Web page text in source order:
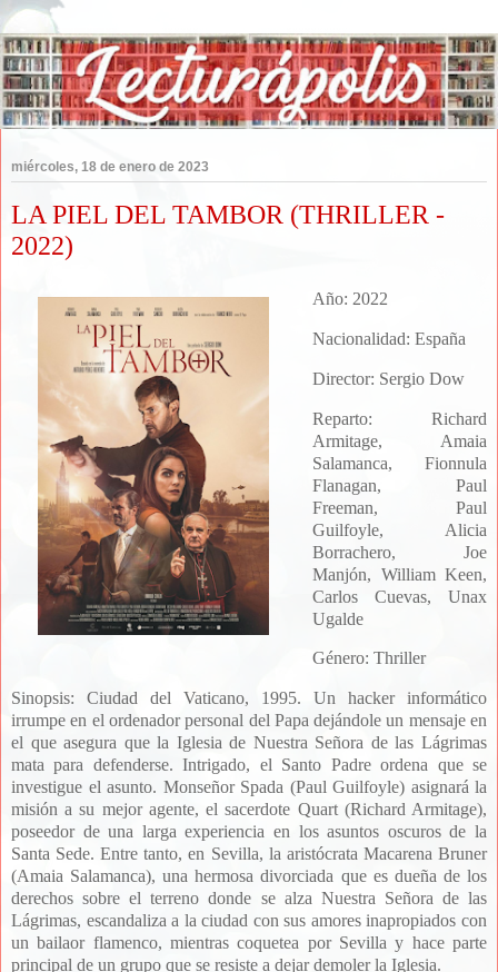
miércoles, 18 de enero de 2023
LA PIEL DEL TAMBOR (THRILLER -
2022)
Año: 2022
Nacionalidad: España
Director: Sergio Dow
Reparto: Richard
Armitage, Amaia
Salamanca, Fionnula
Flanagan, Paul
Freeman, Paul
Guilfoyle, Alicia
Borrachero, Joe
Manjón, William Keen,
Carlos Cuevas, Unax
Ugalde
Género: Thriller
Sinopsis: Ciudad del Vaticano, 1995. Un hacker informático
irrumpe en el ordenador personal del Papa dejándole un mensaje en
el que asegura que la Iglesia de Nuestra Señora de las Lágrimas
mata para defenderse. Intrigado, el Santo Padre ordena que se
investigue el asunto. Monseñor Spada (Paul Guilfoyle) asignará la
misión a su mejor agente, el sacerdote Quart (Richard Armitage),
poseedor de una larga experiencia en los asuntos oscuros de la
Santa Sede. Entre tanto, en Sevilla, la aristócrata Macarena Bruner
(Amaia Salamanca), una hermosa divorciada que es dueña de los
derechos sobre el terreno donde se alza Nuestra Señora de las
Lágrimas, escandaliza a la ciudad con sus amores inapropiados con
un bailaor flamenco, mientras coquetea por Sevilla y hace parte
principal de un grupo que se resiste a dejar demoler la Iglesia.